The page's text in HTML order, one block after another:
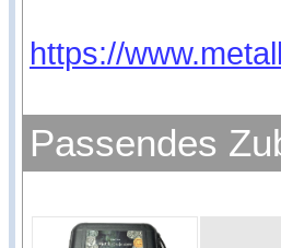
https://
Passendes